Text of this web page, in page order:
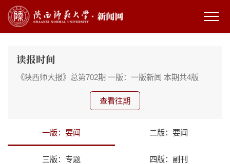
读报时间
《陕西师大报》总第702期 一版：一版新闻 本期共4版
查看往期
一版：要闻 二版：要闻
三版：专题 四版：副刊